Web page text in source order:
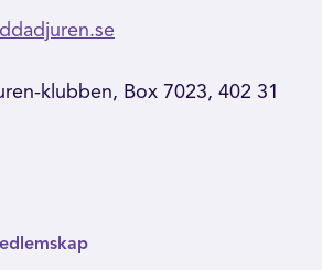
klubben, Box 7023, 402 31